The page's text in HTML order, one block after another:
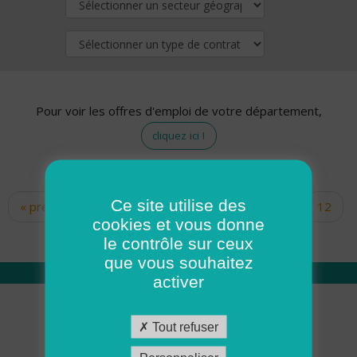
Pour voir les offres d'emploi de votre département,
cliquez ici !
Pages
« premier ‹ précédent … 10
12
14 15 16 17
Qui sommes nous
Académie ADMR
Ce site utilise des
cookies et vous donne
le contrôle sur ceux
que vous souhaitez
activer
Tout refuser